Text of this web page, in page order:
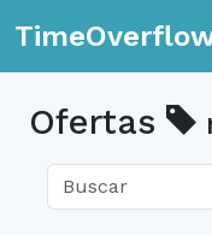
Ofertas